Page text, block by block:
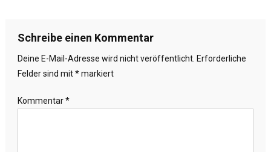
Schreibe einen Kommentar
Deine E-Mail-Adresse wird nicht veröffentlicht. Erforderliche
Felder sind mit*markiert
Kommentar*